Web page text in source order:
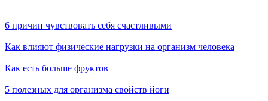
6 причин чувствовать себя счастливыми
Как влияют физические нагрузки на организм человека
Как есть больше фруктов
5 полезных для организма свойств йоги